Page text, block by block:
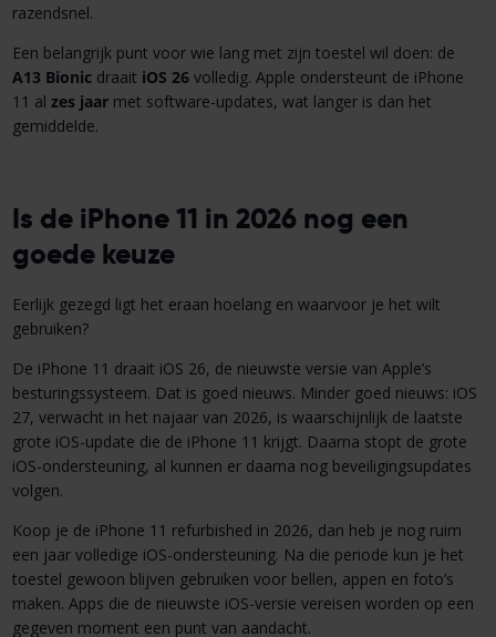
razendsnel.
Een belangrijk punt voor wie lang met zijn toestel wil doen: de
A13 Bionicdraait iOS 26volledig. Apple ondersteunt de iPhone
11 al zes jaarmet software-updates, wat langer is dan het
gemiddelde.
Is de iPhone 11 in 2026 nog een
goede keuze
Eerlijk gezegd ligt het eraan hoelang en waarvoor je het wilt
gebruiken?
De iPhone 11 draait iOS 26, de nieuwste versie van Apple’s
besturingssysteem. Dat is goed nieuws. Minder goed nieuws: iOS
27, verwacht in het najaar van 2026, is waarschijnlijk de laatste
grote iOS-update die de iPhone 11 krijgt. Daarna stopt de grote
iOS-ondersteuning, al kunnen er daarna nog beveiligingsupdates
volgen.
Koop je de iPhone 11 refurbished in 2026, dan heb je nog ruim
een jaar volledige iOS-ondersteuning. Na die periode kun je het
toestel gewoon blijven gebruiken voor bellen, appen en foto’s
maken. Apps die de nieuwste iOS-versie vereisen worden op een
gegeven moment een punt van aandacht.